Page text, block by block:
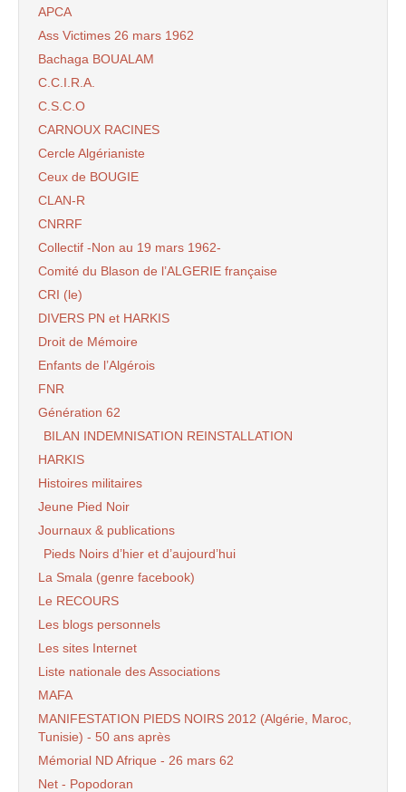
APCA
Ass Victimes 26 mars 1962
Bachaga BOUALAM
C.C.I.R.A.
C.S.C.O
CARNOUX RACINES
Cercle Algérianiste
Ceux de BOUGIE
CLAN-R
CNRRF
Collectif -Non au 19 mars 1962-
Comité du Blason de l’ALGERIE française
CRI (le)
DIVERS PN et HARKIS
Droit de Mémoire
Enfants de l’Algérois
FNR
Génération 62
BILAN INDEMNISATION REINSTALLATION
HARKIS
Histoires militaires
Jeune Pied Noir
Journaux & publications
Pieds Noirs d’hier et d’aujourd’hui
La Smala (genre facebook)
Le RECOURS
Les blogs personnels
Les sites Internet
Liste nationale des Associations
MAFA
MANIFESTATION PIEDS NOIRS 2012 (Algérie, Maroc,
Tunisie) - 50 ans après
Mémorial ND Afrique - 26 mars 62
Net - Popodoran